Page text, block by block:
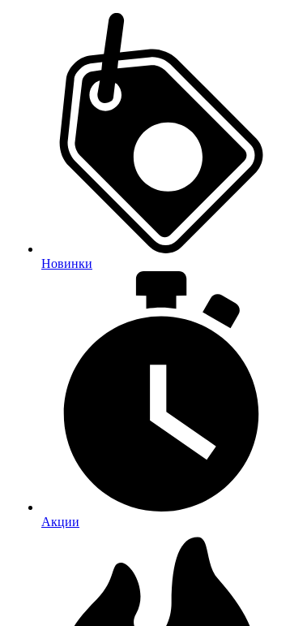
Новинки
Акции